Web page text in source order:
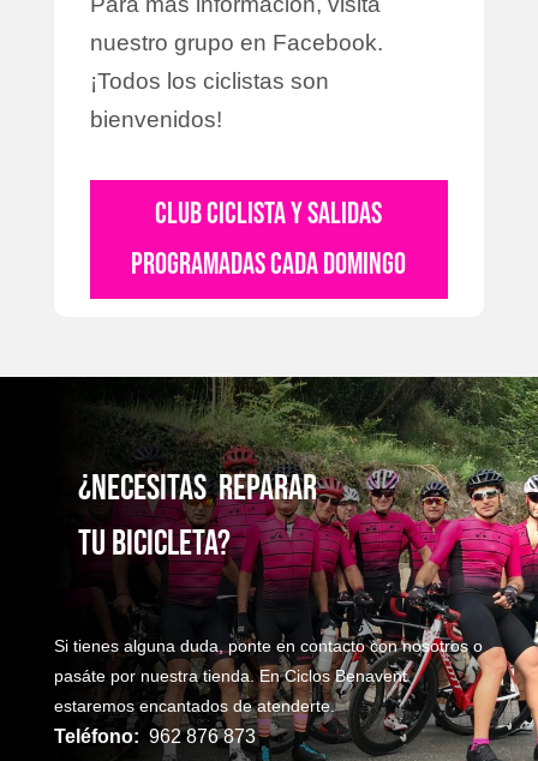
nuestro grupo en Facebook.
¡Todos los ciclistas son
bienvenidos!
CLUB CICLISTA Y SALIDAS
PROGRAMADAS CADA DOMINGO
¿NecesitaS reparaR
TU bicicleta?
Si tienes alguna duda, ponte en contacto con nosotros o
pasáte por nuestra tienda. En Ciclos Benavent
estaremos encantados de atenderte.
Teléfono: 962 876 873